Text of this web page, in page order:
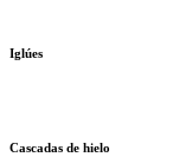
Iglúes
Cascadas de hielo